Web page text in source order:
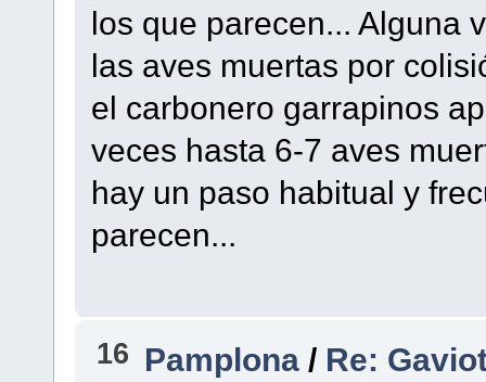
los que parecen... Alguna
las aves muertas por
el carbonero garrapinos
veces hasta 6-7 aves
hay un paso habitual y
parecen...
16 Pamplona / Re: